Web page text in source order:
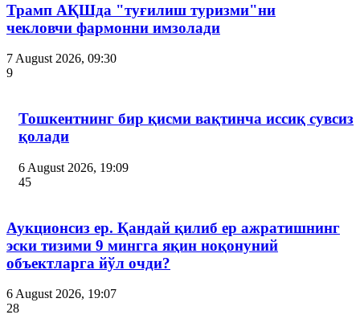
Трамп АҚШда "туғилиш туризми"ни
чекловчи фармонни имзолади
7 August 2026, 09:30
9
Тошкентнинг бир қисми вақтинча иссиқ сувсиз
қолади
6 August 2026, 19:09
45
Аукционсиз ер. Қандай қилиб ер ажратишнинг
эски тизими 9 мингга яқин ноқонуний
объектларга йўл очди?
6 August 2026, 19:07
28